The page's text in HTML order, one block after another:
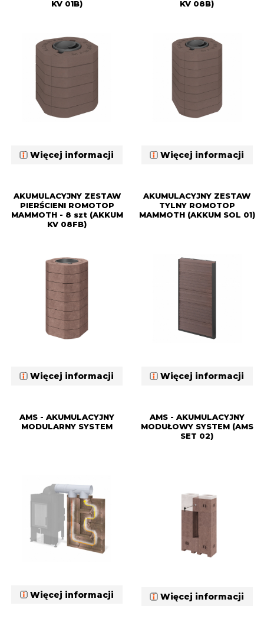
KV 01B)
Więcej informacji
KV 08B)
Więcej informacji
AKUMULACYJNY ZESTAW
PIERŚCIENI ROMOTOP
MAMMOTH - 8 szt (AKKUM
KV 08FB)
Więcej informacji
AKUMULACYJNY ZESTAW
TYLNY ROMOTOP
MAMMOTH (AKKUM SOL 01)
Więcej informacji
AMS - AKUMULACYJNY
MODULARNY SYSTEM
Więcej informacji
AMS - AKUMULACYJNY
MODUŁOWY SYSTEM (AMS
SET 02)
Więcej informacji